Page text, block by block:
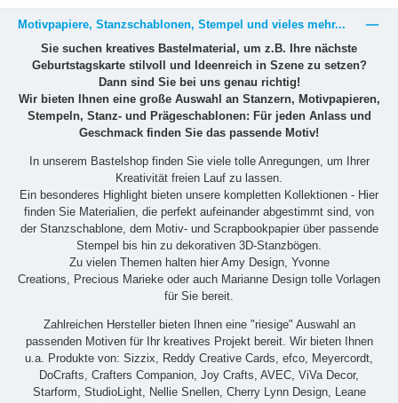
Motivpapiere, Stanzschablonen, Stempel und vieles mehr...
Sie suchen kreatives Bastelmaterial, um z.B. Ihre nächste
Geburtstagskarte stilvoll und Ideenreich in Szene zu setzen?
Dann sind Sie bei uns genau richtig!
Wir bieten Ihnen eine große Auswahl an Stanzern, Motivpapieren,
Stempeln, Stanz- und Prägeschablonen: Für jeden Anlass und
Geschmack finden Sie das passende Motiv!
In unserem Bastelshop finden Sie viele tolle Anregungen, um Ihrer
Kreativität freien Lauf zu lassen.
Ein besonderes Highlight bieten unsere kompletten Kollektionen - Hier
finden Sie Materialien, die perfekt aufeinander abgestimmt sind, von
der Stanzschablone, dem Motiv- und Scrapbookpapier über passende
Stempel bis hin zu dekorativen 3D-Stanzbögen.
Zu vielen Themen halten hier Amy Design, Yvonne
Creations, Precious Marieke oder auch Marianne Design tolle Vorlagen
für Sie bereit.
Zahlreichen Hersteller bieten Ihnen eine "riesige" Auswahl an
passenden Motiven für Ihr kreatives Projekt bereit. Wir bieten Ihnen
u.a. Produkte von: Sizzix, Reddy Creative Cards, efco, Meyercordt,
DoCrafts, Crafters Companion, Joy Crafts, AVEC, ViVa Decor,
Starform, StudioLight, Nellie Snellen, Cherry Lynn Design, Leane